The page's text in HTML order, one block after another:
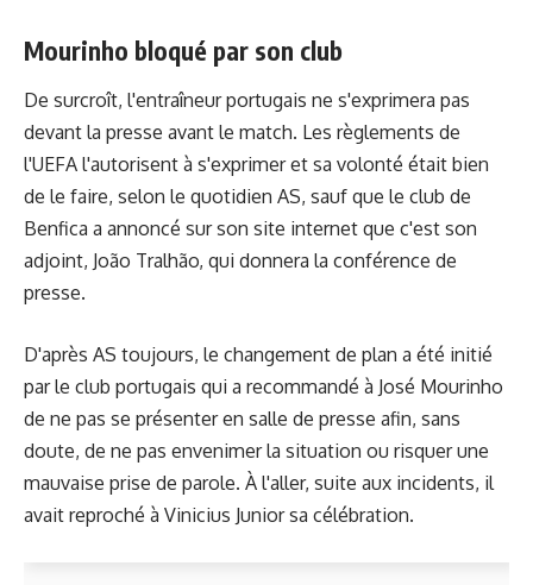
Mourinho bloqué par son club
De surcroît, l'entraîneur portugais ne s'exprimera pas
devant la presse avant le match. Les règlements de
l'UEFA l'autorisent à s'exprimer et sa volonté était bien
de le faire, selon le quotidien AS, sauf que le club de
Benfica a annoncé sur son site internet que c'est son
adjoint, João Tralhão, qui donnera la conférence de
presse.
D'après AS toujours, le changement de plan a été initié
par le club portugais qui a recommandé à José Mourinho
de ne pas se présenter en salle de presse afin, sans
doute, de ne pas envenimer la situation ou risquer une
mauvaise prise de parole. À l'aller, suite aux incidents, il
avait reproché à Vinicius Junior sa célébration.